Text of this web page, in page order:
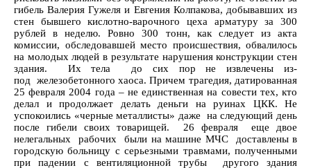
гибель Валерия Гужеля и Евгения Колпакова, добывавших из
стен бывшего кислотно-варочного цеха арматуру за 300
рублей в неделю. Ровно 300 тонн, как следует из акта
комиссии, обследовавшей место происшествия, обвалилось
на молодых людей в результате нарушения конструкции стен
здания. Их тела до сих пор не извлечены из-
под железобетонного хаоса. Причем трагедия, датированная
25 февраля 2004 года – не единственная на совести тех, кто
делал и продолжает делать деньги на руинах ЦКК. Не
успокоились «черные металлисты» даже на следующий день
после гибели своих товарищей. 26 февраля еще двое
нелегальных рабочих были на машине МЧС доставлены в
городскую больницу с серьезными травмами, полученными
при падении с вентиляционной трубы другого здания